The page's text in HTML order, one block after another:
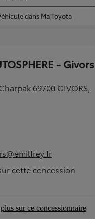
dans Ma Toyota
- Givors
69700 GIVORS,
new tab)
in new tab)
cette concession
(Opens in new tab)
sur ce concessionnaire
(Opens in new tab)